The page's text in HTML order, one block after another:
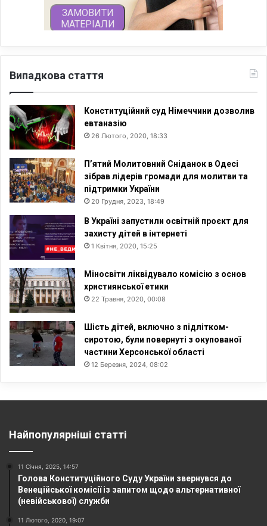
Випадкова стаття
Конституційний суд Німеччини дозволив
евтаназію
26 Лютого, 2020, 18:33
П’ятий Молитовний Сніданок в Одесі
зібрав лідерів громади для молитви та
підтримки України
20 Грудня, 2023, 18:49
В Україні запустили освітній проєкт для
захисту дітей в інтернеті
1 Квітня, 2020, 15:25
Міносвіти ліквідувало комісію з основ
християнської етики
22 Травня, 2020, 00:08
Шість дітей, включно з підлітком-
сиротою, були повернуті з окупованої
частини Херсонської області
12 Березня, 2024, 08:02
Найпопулярніші статті
11 Січня, 2025, 14:57
Голова Конституційного Суду України звернувся до
Венеційської комісії із запитом щодо альтернативної
(невійськової) служби
11 Лютого, 2020, 19:07